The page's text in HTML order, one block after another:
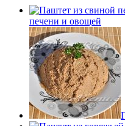
печени и овощей